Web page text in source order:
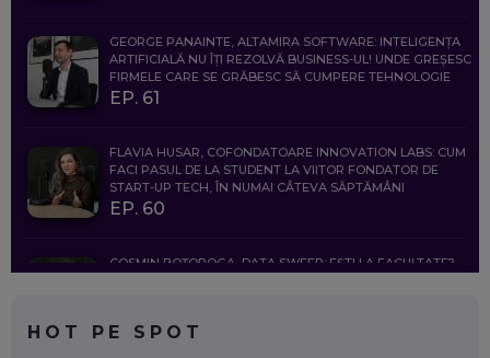
GEORGE PANAINTE, ALTAMIRA SOFTWARE: INTELIGENȚA
ARTIFICIALĂ NU ÎȚI REZOLVĂ BUSINESS-UL! UNDE GREȘESC
FIRMELE CARE SE GRĂBESC SĂ CUMPERE TEHNOLOGIE
EP. 61
FLAVIA HUSAR, COFONDATOARE INNOVATION LABS: CUM
FACI PASUL DE LA STUDENT LA VIITOR FONDATOR DE
START-UP TECH, ÎN NUMAI CÂTEVA SĂPTĂMÂNI
EP. 60
COSMIN BOȚOROGA, DATA SWEEP: EȘTI LA FACULTATE?
HOT PE SPOT